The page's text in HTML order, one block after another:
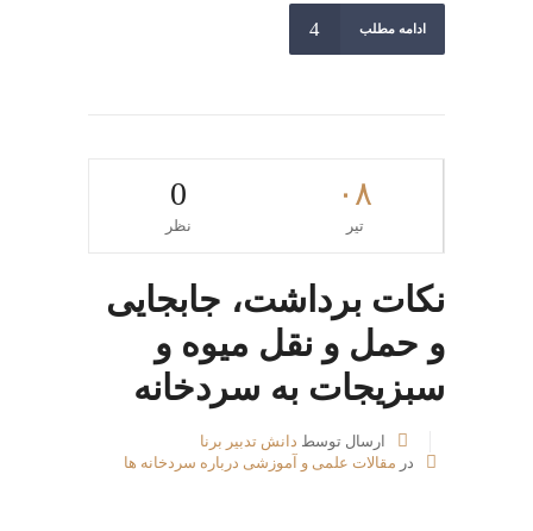
ادامه مطلب
۰۸
تیر
0
نظر
نکات برداشت، جابجایی
و حمل و نقل میوه و
سبزیجات به سردخانه
ارسال توسط دانش تدبیر برنا
در مقالات علمی و آموزشی درباره سردخانه ها